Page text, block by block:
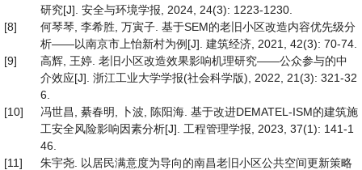
研究[J]. 安全与环境学报, 2024, 24(3): 1223-1230.
[8]
何琴琴, 李希胜, 万寅子. 基于SEM的老旧小区改造内容优先级分
析——以南京市上怡新村为例[J]. 建筑经济, 2021, 42(3): 70-74.
[9]
高辉, 王婷. 老旧小区改造效果影响机理研究——公众参与的中
介效应[J]. 浙江工业大学学报(社会科学版), 2022, 21(3): 321-32
6.
[10]
冯世昌, 綦春明, 卜波, 陈阳海. 基于改进DEMATEL-ISM的建筑施
工安全风险影响因素分析[J]. 工程管理学报, 2023, 37(1): 141-1
46.
[11]
朱宇尧. 以居民满意度为导向的南昌老旧小区公共空间更新策略